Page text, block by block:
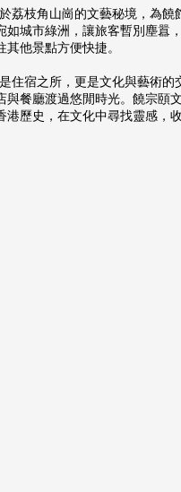
荔枝角山崗的文藝秘境，為
如城市綠洲，讓旅客暫別塵囂
其他景點方便快捷。
住宿之所，更是文化與藝術
與餐廳渡過悠閒時光。饒宗頤
歷史，在文化中尋找靈感，